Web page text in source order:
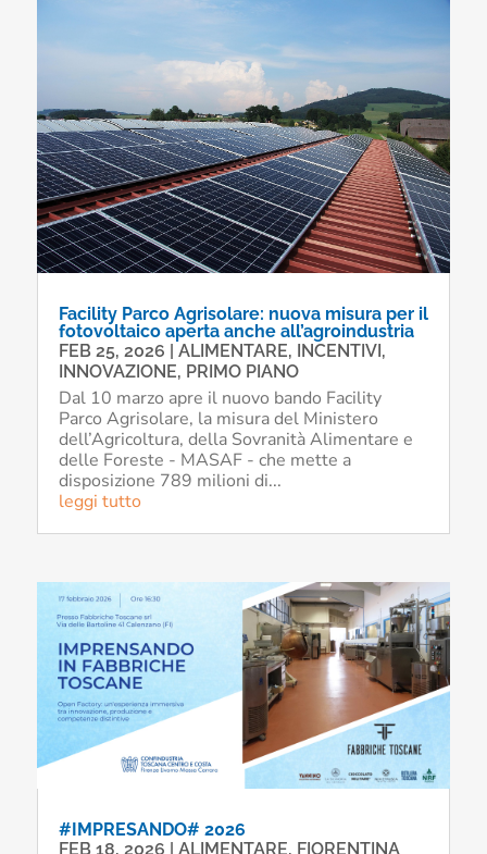
Facility Parco Agrisolare: nuova misura per il
fotovoltaico aperta anche all’agroindustria
FEB 25, 2026 | ALIMENTARE, INCENTIVI,
INNOVAZIONE, PRIMO PIANO
Dal 10 marzo apre il nuovo bando Facility
Parco Agrisolare, la misura del Ministero
dell’Agricoltura, della Sovranità Alimentare e
delle Foreste - MASAF - che mette a
disposizione 789 milioni di...
leggi tutto
#IMPRESANDO# 2026
FEB 18, 2026 | ALIMENTARE, FIORENTINA